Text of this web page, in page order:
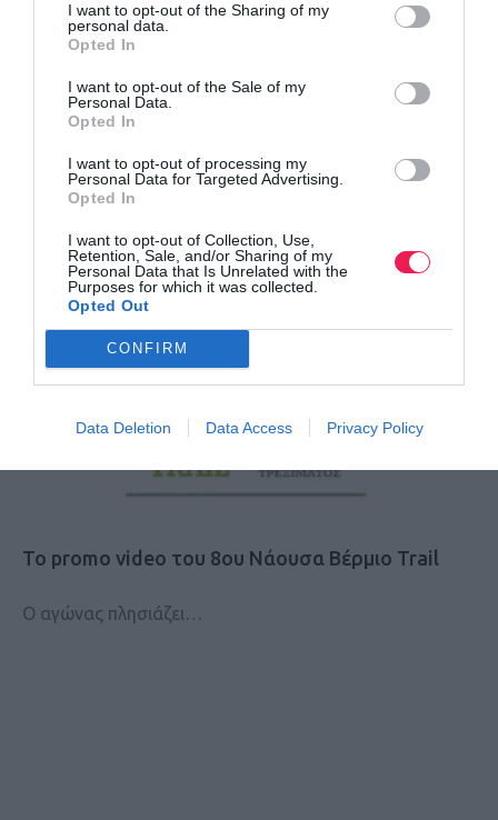
I want to opt-out of the Sharing of my
personal data.
Opted In
I want to opt-out of the Sale of my
Personal Data.
Opted In
I want to opt-out of processing my
Personal Data for Targeted Advertising.
Opted In
I want to opt-out of Collection, Use,
Retention, Sale, and/or Sharing of my
Personal Data that Is Unrelated with the
Purposes for which it was collected.
Opted Out
CONFIRM
Data Deletion Data Access Privacy Policy
Σαββατοκύριακου 1-2 Αυγο…
Τα αποτελέσματα των αγώνων δρόμου και βουνού σε
όλη την Ελλάδα
Το promo video του 8ου Νάουσα Βέρμιο Trail
Ο αγώνας πλησιάζει…